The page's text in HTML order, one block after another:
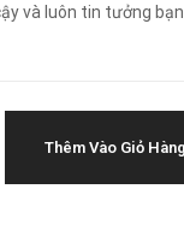
và luôn tin tưởng
Thêm Vào Giỏ Hàng